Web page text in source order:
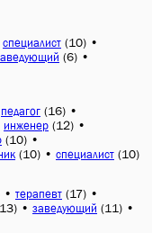
специалист (10) •
(6) •
педагог (16) •
инженер (12) •
(10) •
(10) • специалист (10)
• терапевт (17) •
• заведующий (11) •